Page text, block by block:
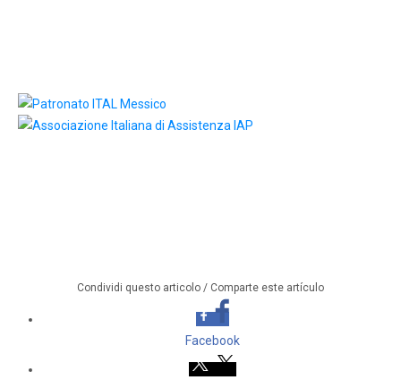
Condividi questo articolo / Comparte este artículo
Facebook